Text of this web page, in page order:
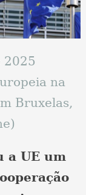
2025
na
Bruxelas,
a UE um